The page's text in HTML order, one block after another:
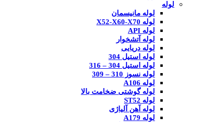
لوله
لوله مانیسمان
لوله X52-X60-X70
لوله API
لوله آتشخوار
لوله دریایی
لوله استیل 304
لوله استیل 304 – 316
لوله نسوز 310 – 309
لوله A106
لوله گوشتی ضخامت بالا
لوله ST52
لوله آهن آلیاژی
لوله A179